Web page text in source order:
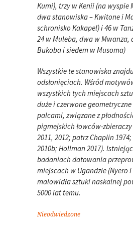
Kumi), trzy w Kenii (na wyspie
dwa stanowiska – Kwitone i
schronisko Kakapel) i 46 w
24 w Muleba, dwa w Mwanza,
Bukoba i siedem w Musoma)
Wszystkie te stanowiska
odsłonięciach. Wśród
wszystkich tych miejscach
duże i czerwone
palcami, związane z
pigmejskich łowców-zbieraczy
2011, 2012; patrz Chaplin
2010b; Hollman 2017).
badaniach datowania
miejscach w Ugandzie (Nyero
malowidła sztuki naskalnej
5000 lat temu.
Nieodwiedzone